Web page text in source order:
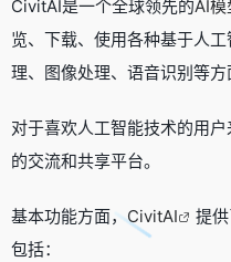
CivitAI是一个全球领先的AI模
览、下载、使用各种基于人
理、图像处理、语音识别等方
对于喜欢人工智能技术的用
的交流和共享平台。
基本功能方面，CivitAI
提
包括：